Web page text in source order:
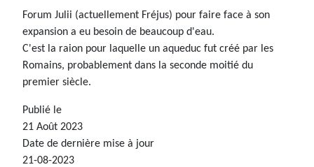
Forum Julii (actuellement Fréjus) pour faire face à son
expansion a eu besoin de beaucoup d'eau.
C'est la raion pour laquelle un aqueduc fut créé par les
Romains, probablement dans la seconde moitié du
premier siècle.
Publié le
21 Août 2023
Date de dernière mise à jour
21-08-2023